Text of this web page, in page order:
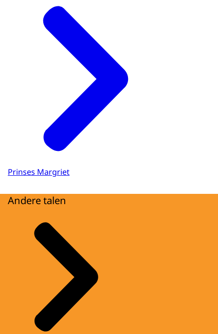
Prinses Margriet
Andere talen